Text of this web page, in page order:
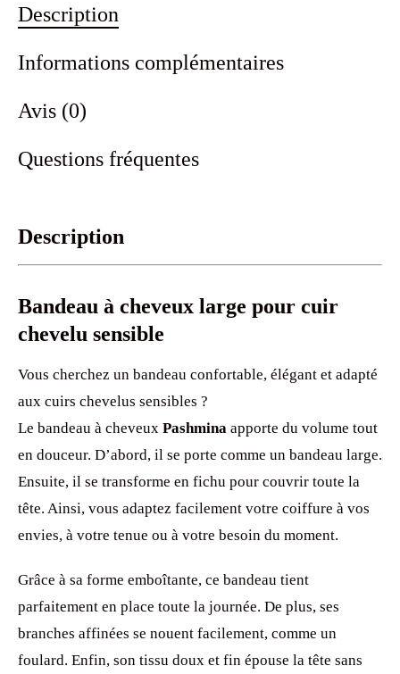
Description
Informations complémentaires
Avis (0)
Questions fréquentes
Description
Bandeau à cheveux large pour cuir
chevelu sensible
Vous cherchez un bandeau confortable, élégant et adapté
aux cuirs chevelus sensibles ?
Le bandeau à cheveux Pashmina apporte du volume tout
en douceur. D’abord, il se porte comme un bandeau large.
Ensuite, il se transforme en fichu pour couvrir toute la
tête. Ainsi, vous adaptez facilement votre coiffure à vos
envies, à votre tenue ou à votre besoin du moment.
Grâce à sa forme emboîtante, ce bandeau tient
parfaitement en place toute la journée. De plus, ses
branches affinées se nouent facilement, comme un
foulard. Enfin, son tissu doux et fin épouse la tête sans